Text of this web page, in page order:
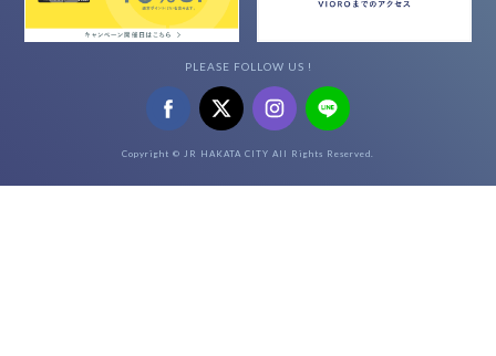
PLEASE FOLLOW US !
Copyright © JR HAKATA CITY All Rights Reserved.